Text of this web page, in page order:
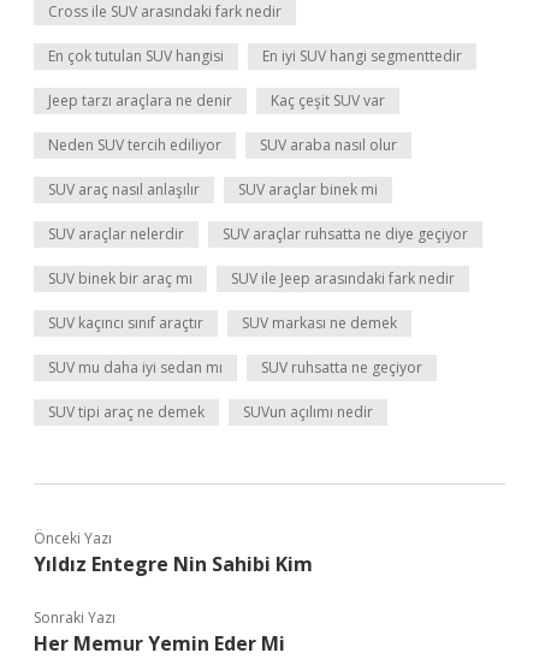
Cross ile SUV arasındaki fark nedir
En çok tutulan SUV hangisi En iyi SUV hangi segmenttedir
Jeep tarzı araçlara ne denir Kaç çeşit SUV var
Neden SUV tercih ediliyor SUV araba nasıl olur
SUV araç nasıl anlaşılır SUV araçlar binek mi
SUV araçlar nelerdir SUV araçlar ruhsatta ne diye geçiyor
SUV binek bir araç mı SUV ile Jeep arasındaki fark nedir
SUV kaçıncı sınıf araçtır SUV markası ne demek
SUV mu daha iyi sedan mı SUV ruhsatta ne geçiyor
SUV tipi araç ne demek SUVun açılımı nedir
Önceki Yazı
Yıldız Entegre Nin Sahibi Kim
Sonraki Yazı
Her Memur Yemin Eder Mi